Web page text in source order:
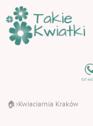
🏠 ›Kwiaciarnia Kraków